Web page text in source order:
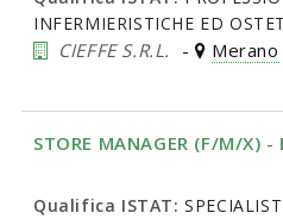
INFERMIERISTICHE ED
CIEFFE S.R.L. - Merano
STORE MANAGER (F/M/X) -
Qualifica ISTAT: